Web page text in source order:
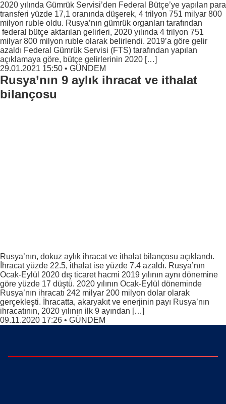
2020 yılında Gümrük Servisi’den Federal Bütçe’ye yapılan para
transferi yüzde 17,1 oranında düşerek, 4 trilyon 751 milyar 800
milyon ruble oldu. Rusya’nın gümrük organları tarafından
federal bütçe aktarılan gelirleri, 2020 yılında 4 trilyon 751
milyar 800 milyon ruble olarak belirlendi. 2019’a göre gelir
azaldı Federal Gümrük Servisi (FTS) tarafından yapılan
açıklamaya göre, bütçe gelirlerinin 2020 […]
29.01.2021 15:50 • GÜNDEM
Rusya’nın 9 aylık ihracat ve ithalat
bilançosu
Rusya’nın, dokuz aylık ihracat ve ithalat bilançosu açıklandı.
İhracat yüzde 22.5, ithalat ise yüzde 7.4 azaldı. Rusya’nın
Ocak-Eylül 2020 dış ticaret hacmi 2019 yılının aynı dönemine
göre yüzde 17 düştü. 2020 yılının Ocak-Eylül döneminde
Rusya’nın ihracatı 242 milyar 200 milyon dolar olarak
gerçekleşti. İhracatta, akaryakıt ve enerjinin payı Rusya’nın
ihracatının, 2020 yılının ilk 9 ayından […]
09.11.2020 17:26 • GÜNDEM